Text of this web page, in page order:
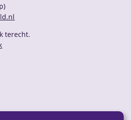
terecht.